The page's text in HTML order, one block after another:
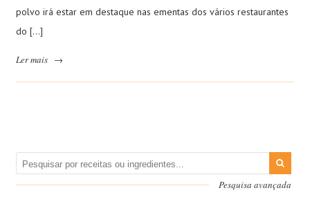
polvo irá estar em destaque nas ementas dos vários restaurantes
do […]
Ler mais →
Pesquisa avançada